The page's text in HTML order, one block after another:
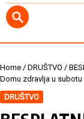
Home / DRUŠTVO /
Domu zdravlja u subotu
DRUŠTVO